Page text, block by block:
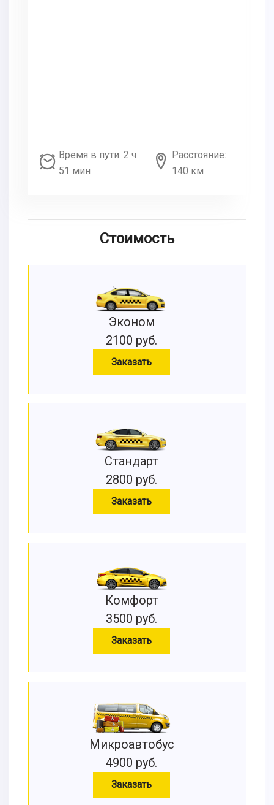
Время в пути: 2 ч
51 мин
Расстояние:
140 км
Стоимость
Эконом
2100 руб.
Заказать
Стандарт
2800 руб.
Заказать
Комфорт
3500 руб.
Заказать
Микроавтобус
4900 руб.
Заказать